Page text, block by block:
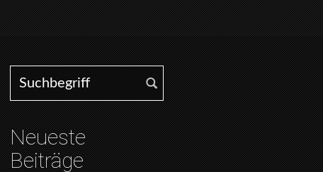
Search for:
Neueste
Beiträge